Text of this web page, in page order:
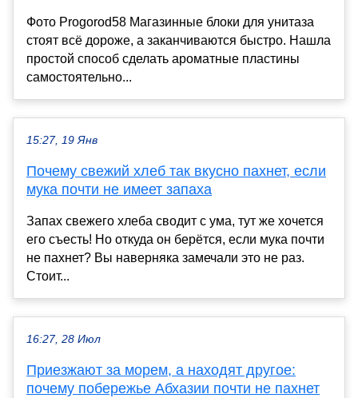
Фото Progorod58 Магазинные блоки для унитаза
стоят всё дороже, а заканчиваются быстро. Нашла
простой способ сделать ароматные пластины
самостоятельно...
15:27, 19 Янв
Почему свежий хлеб так вкусно пахнет, если
мука почти не имеет запаха
Запах свежего хлеба сводит с ума, тут же хочется
его съесть! Но откуда он берётся, если мука почти
не пахнет? Вы наверняка замечали это не раз.
Стоит...
16:27, 28 Июл
Приезжают за морем, а находят другое:
почему побережье Абхазии почти не пахнет